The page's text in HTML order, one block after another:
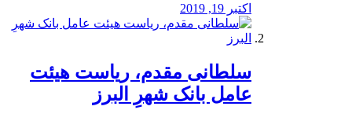
اکتبر 19, 2019
سلطانی مقدم، ریاست هیئت
عامل بانک شهرِ البرز